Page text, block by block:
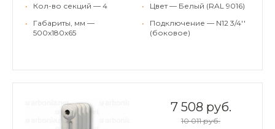
•
Кол-во секций — 4
•
Габариты, мм —
500x180x65
•
Цвет — Белый (RAL 9016)
•
Подключение — N12 3/4''
(боковое)
7 508 руб.
10 011 руб.